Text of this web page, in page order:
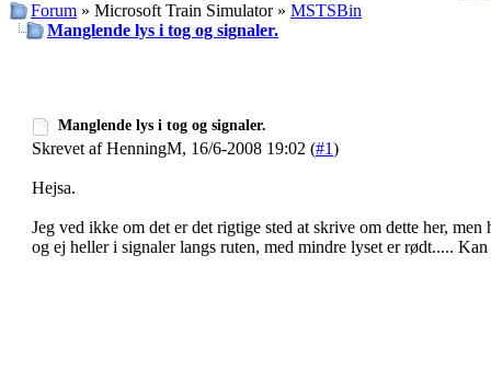
Forum » Microsoft Train Simulator » MSTSBin
Manglende lys i tog og signaler.
Manglende lys i tog og signaler.
Skrevet af HenningM, 16/6-2008 19:02 (#1)
Hejsa.
Jeg ved ikke om det er det rigtige sted at skrive om dette her,
og ej heller i signaler langs ruten, med mindre lyset er rødt.....